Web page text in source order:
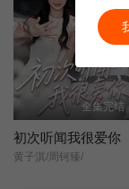
全集完结
初次听闻我很爱你
黄子淇/周钶臻/